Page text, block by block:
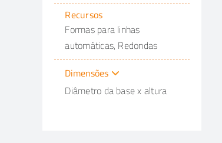
Recursos
Formas para linhas
automáticas, Redondas
Dimensões
Diâmetro da base x altura